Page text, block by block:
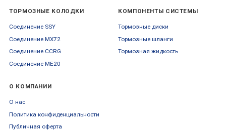
ТОРМОЗНЫЕ КОЛОДКИ
Соединение SSY
Соединение MX72
Соединение CCRG
Соединение ME20
КОМПОНЕНТЫ СИСТЕМЫ
Тормозные диски
Тормозные шланги
Тормозная жидкость
О КОМПАНИИ
О нас
Политика конфиденциальности
Публичная оферта